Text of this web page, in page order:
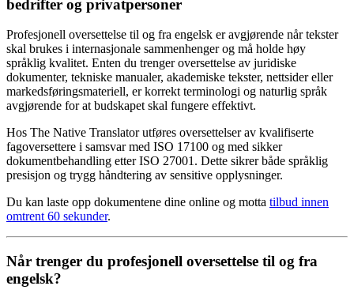
bedrifter og privatpersoner
Profesjonell oversettelse til og fra engelsk er avgjørende når tekster
skal brukes i internasjonale sammenhenger og må holde høy
språklig kvalitet. Enten du trenger oversettelse av juridiske
dokumenter, tekniske manualer, akademiske tekster, nettsider eller
markedsføringsmateriell, er korrekt terminologi og naturlig språk
avgjørende for at budskapet skal fungere effektivt.
Hos The Native Translator utføres oversettelser av kvalifiserte
fagoversettere i samsvar med ISO 17100 og med sikker
dokumentbehandling etter ISO 27001. Dette sikrer både språklig
presisjon og trygg håndtering av sensitive opplysninger.
Du kan laste opp dokumentene dine online og motta tilbud innen
omtrent 60 sekunder.
Når trenger du profesjonell oversettelse til og fra
engelsk?